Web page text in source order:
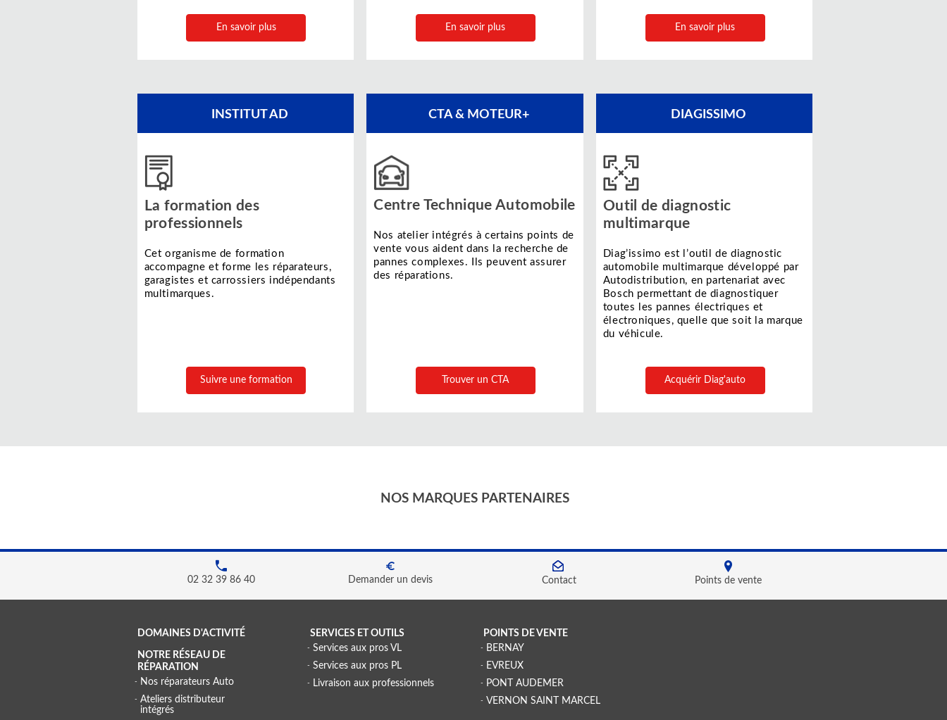
En savoir plus En savoir plus En savoir plus
INSTITUT AD
La formation des
professionnels
Cet organisme de formation
accompagne et forme les réparateurs,
garagistes et carrossiers indépendants
multimarques.
Suivre une formation
CTA & MOTEUR+
Centre Technique Automobile
Nos atelier intégrés à certains points de
vente vous aident dans la recherche de
pannes complexes. Ils peuvent assurer
des réparations.
Trouver un CTA
DIAGISSIMO
Outil de diagnostic
multimarque
Diag’issimo est l’outil de diagnostic
automobile multimarque développé par
Autodistribution, en partenariat avec
Bosch permettant de diagnostiquer
toutes les pannes électriques et
électroniques, quelle que soit la marque
du véhicule.
Acquérir Diag'auto
NOS MARQUES PARTENAIRES
02 32 39 86 40 Demander un devis Contact Points de vente
DOMAINES D'ACTIVITÉ
NOTRE RÉSEAU DE
RÉPARATION
Nos réparateurs Auto
Ateliers distributeur
intégrés
SERVICES ET OUTILS
Services aux pros VL
Services aux pros PL
Livraison aux professionnels
POINTS DE VENTE
BERNAY
EVREUX
PONT AUDEMER
VERNON SAINT MARCEL